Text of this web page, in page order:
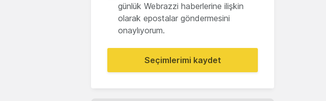
günlük Webrazzi haberlerine ilişkin
olarak epostalar göndermesini
onaylıyorum.
Seçimlerimi kaydet